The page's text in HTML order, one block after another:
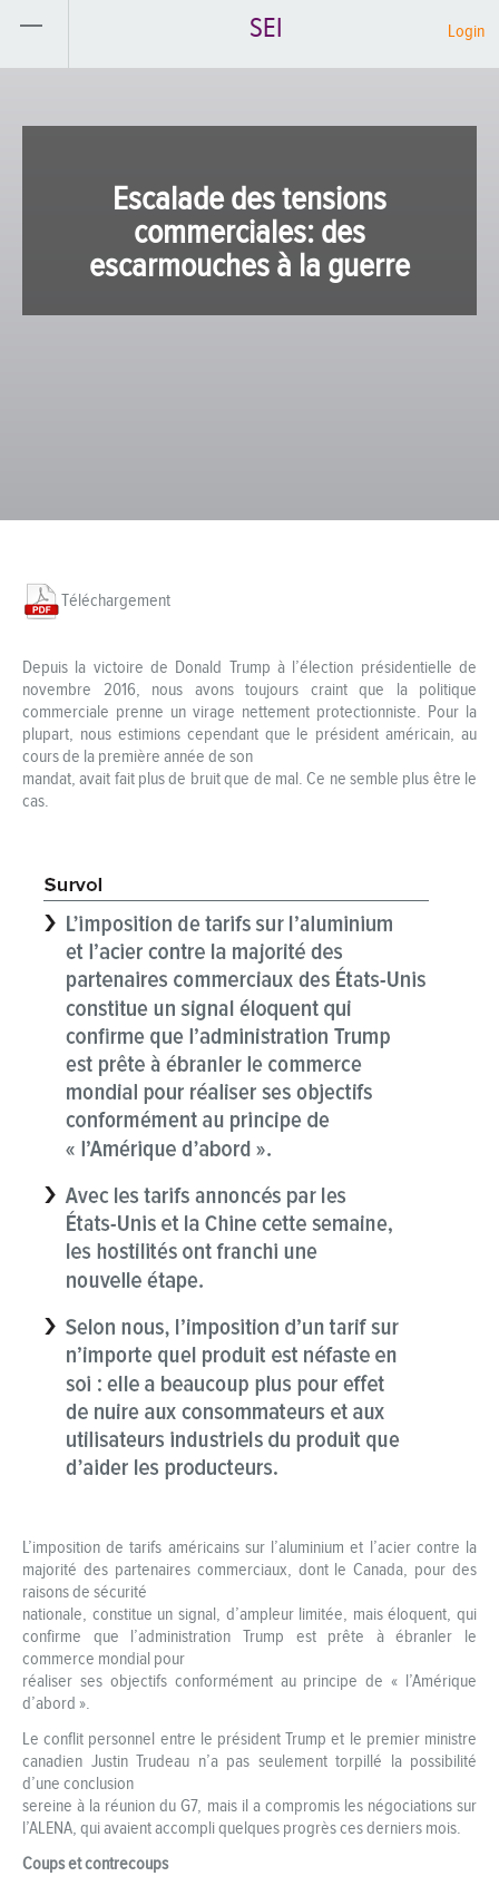
SEI Login
Escalade des tensions
commerciales: des
escarmouches à la guerre
Téléchargement
Depuis la victoire de Donald Trump à l’élection présidentielle de
novembre 2016, nous avons toujours craint que la politique
commerciale prenne un virage nettement protectionniste. Pour la
plupart, nous estimions cependant que le président américain, au
cours de la première année de son
mandat, avait fait plus de bruit que de mal. Ce ne semble plus être le
cas.
L’imposition de tarifs américains sur l’aluminium et l’acier contre la
majorité des partenaires commerciaux, dont le Canada, pour des
raisons de sécurité
nationale, constitue un signal, d’ampleur limitée, mais éloquent, qui
confirme que l’administration Trump est prête à ébranler le
commerce mondial pour
réaliser ses objectifs conformément au principe de « l’Amérique
d’abord ».
Le conflit personnel entre le président Trump et le premier ministre
canadien Justin Trudeau n’a pas seulement torpillé la possibilité
d’une conclusion
sereine à la réunion du G7, mais il a compromis les négociations sur
l’ALENA, qui avaient accompli quelques progrès ces derniers mois.
Coups et contrecoups